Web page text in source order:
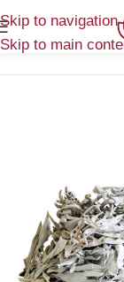
Skip to navigation
Skip to main
Wierook-
Losse salie